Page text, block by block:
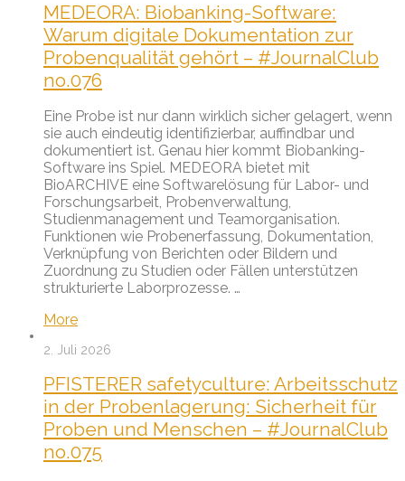
MEDEORA: Biobanking-Software:
Warum digitale Dokumentation zur
Probenqualität gehört – #JournalClub
no.076
Eine Probe ist nur dann wirklich sicher gelagert, wenn
sie auch eindeutig identifizierbar, auffindbar und
dokumentiert ist. Genau hier kommt Biobanking-
Software ins Spiel. MEDEORA bietet mit
BioARCHIVE eine Softwarelösung für Labor- und
Forschungsarbeit, Probenverwaltung,
Studienmanagement und Teamorganisation.
Funktionen wie Probenerfassung, Dokumentation,
Verknüpfung von Berichten oder Bildern und
Zuordnung zu Studien oder Fällen unterstützen
strukturierte Laborprozesse. …
More
2. Juli 2026
PFISTERER safetyculture: Arbeitsschutz
in der Probenlagerung: Sicherheit für
Proben und Menschen – #JournalClub
no.075